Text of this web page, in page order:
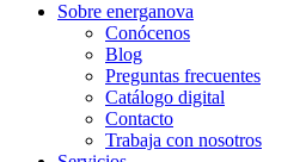
Sobre energanova
Conócenos
Blog
Preguntas frecuentes
Catálogo digital
Contacto
Trabaja con nosotros